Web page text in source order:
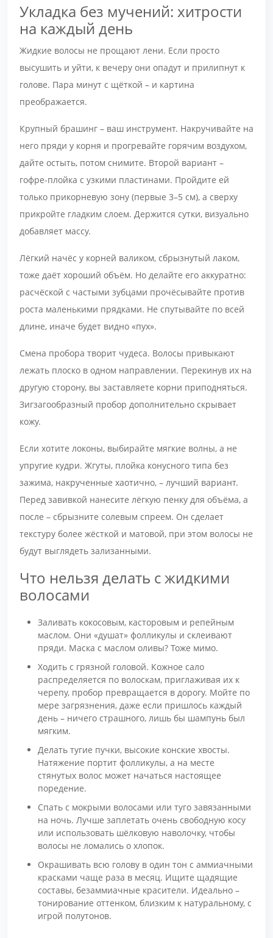
Укладка без мучений: хитрости
на каждый день
Жидкие волосы не прощают лени. Если просто
высушить и уйти, к вечеру они опадут и прилипнут к
голове. Пара минут с щёткой – и картина
преображается.
Крупный брашинг – ваш инструмент. Накручивайте на
него пряди у корня и прогревайте горячим воздухом,
дайте остыть, потом снимите. Второй вариант –
гофре-плойка с узкими пластинами. Пройдите ей
только прикорневую зону (первые 3–5 см), а сверху
прикройте гладким слоем. Держится сутки, визуально
добавляет массу.
Лёгкий начёс у корней валиком, сбрызнутый лаком,
тоже даёт хороший объём. Но делайте его аккуратно:
расчёской с частыми зубцами прочёсывайте против
роста маленькими прядками. Не спутывайте по всей
длине, иначе будет видно «пух».
Смена пробора творит чудеса. Волосы привыкают
лежать плоско в одном направлении. Перекинув их на
другую сторону, вы заставляете корни приподняться.
Зигзагообразный пробор дополнительно скрывает
кожу.
Если хотите локоны, выбирайте мягкие волны, а не
упругие кудри. Жгуты, плойка конусного типа без
зажима, накрученные хаотично, – лучший вариант.
Перед завивкой нанесите лёгкую пенку для объёма, а
после – сбрызните солевым спреем. Он сделает
текстуру более жёсткой и матовой, при этом волосы не
будут выглядеть зализанными.
Что нельзя делать с жидкими
волосами
Заливать кокосовым, касторовым и репейным
маслом. Они «душат» фолликулы и склеивают
пряди. Маска с маслом оливы? Тоже мимо.
Ходить с грязной головой. Кожное сало
распределяется по волоскам, приглаживая их к
черепу, пробор превращается в дорогу. Мойте по
мере загрязнения, даже если пришлось каждый
день – ничего страшного, лишь бы шампунь был
мягким.
Делать тугие пучки, высокие конские хвосты.
Натяжение портит фолликулы, а на месте
стянутых волос может начаться настоящее
поредение.
Спать с мокрыми волосами или туго завязанными
на ночь. Лучше заплетать очень свободную косу
или использовать шёлковую наволочку, чтобы
волосы не ломались о хлопок.
Окрашивать всю голову в один тон с аммиачными
красками чаще раза в месяц. Ищите щадящие
составы, безаммиачные красители. Идеально –
тонирование оттенком, близким к натуральному, с
игрой полутонов.